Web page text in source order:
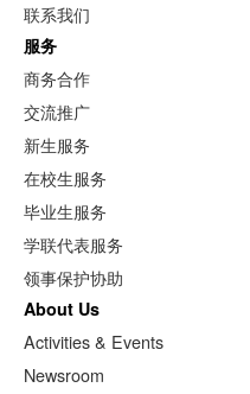
联系我们
服务
商务合作
交流推广
新生服务
在校生服务
毕业生服务
学联代表服务
领事保护协助
About Us
Activities & Events
Newsroom